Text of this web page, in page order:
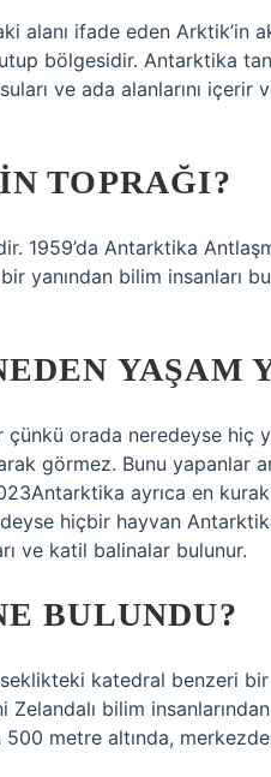
alanı ifade eden Arktik’in
bölgesidir. Antarktika
ve ada alanlarını
TOPRAĞI?
Antarktika
yanından bilim insanları
YAŞAM
çünkü orada neredeyse
görmez. Bunu yapanlar
ayrıca en
hiçbir hayvan
ve katil balinalar bulunur.
BULUNDU?
katedral benzeri
Zelandalı bilim
500 metre altında,